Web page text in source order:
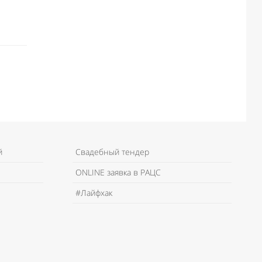
Свадебный тендер
ONLINE заявка в РАЦС
#Лайфхак